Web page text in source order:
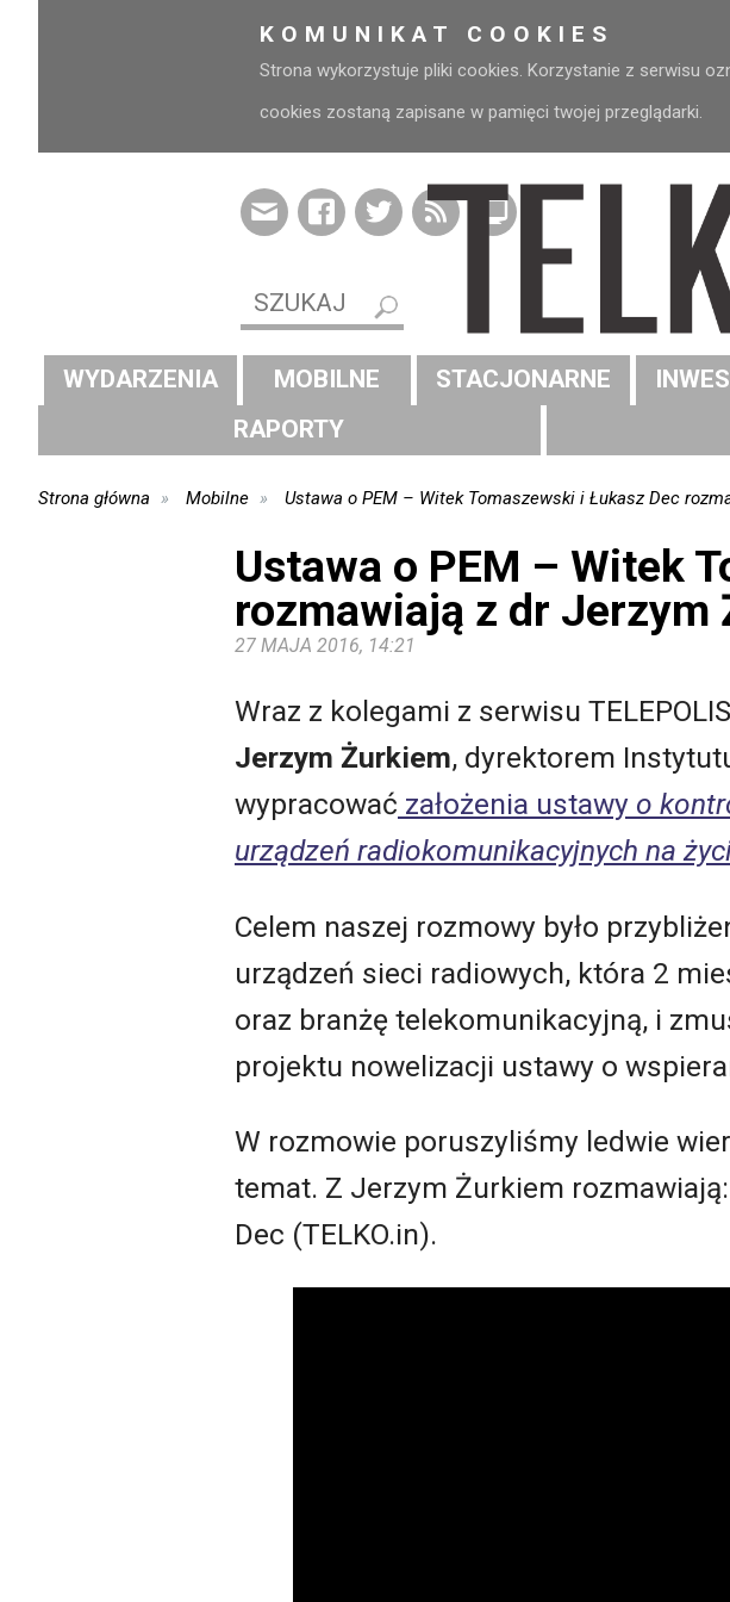
KOMUNIKAT COOKIES
Strona wykorzystuje pliki cookies. Korzystanie z serwisu
cookies zostaną zapisane w pamięci twojej przeglądarki.
WYDARZENIA MOBILNE STACJONARNE
RAPORTY
Strona główna Mobilne Ustawa o PEM – Witek Tomaszewski i Łukasz Dec
Ustawa o PEM – Witek
rozmawiają z dr Jerzym
27 MAJA 2016, 14:21
Wraz z kolegami z serwisu
Jerzym Żurkiem, dyrektorem
wypracować założenia ustawy o
urządzeń radiokomunikacyjnych na
Celem naszej rozmowy było
urządzeń sieci radiowych, która 2
oraz branżę telekomunikacyjną, i
projektu nowelizacji ustawy o
W rozmowie poruszyliśmy ledwie
temat. Z Jerzym Żurkiem
Dec (TELKO.in).